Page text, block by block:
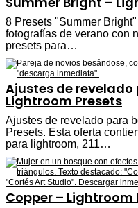
8 Presets "Summer
fotografías de verano con
presets para…
Ajustes de
Lightroom Presets
Ajustes de revelado para
Presets. Esta oferta
para lightroom, 211…
Copper – Lightroom